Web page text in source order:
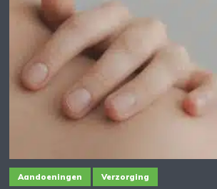
Aandoeningen Verzorging